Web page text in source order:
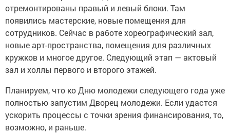
отремонтированы правый и левый блоки. Там
появились мастерские, новые помещения для
сотрудников. Сейчас в работе хореографический зал,
новые арт-пространства, помещения для различных
кружков и многое другое. Следующий этап — актовый
зал и холлы первого и второго этажей.
Планируем, что ко Дню молодежи следующего года уже
полностью запустим Дворец молодежи. Если удастся
ускорить процессы с точки зрения финансирования, то,
возможно, и раньше.